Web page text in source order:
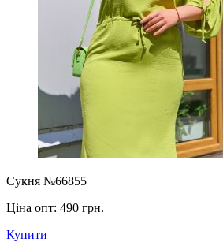
Сукня №66855
Ціна опт: 490 грн.
Купити